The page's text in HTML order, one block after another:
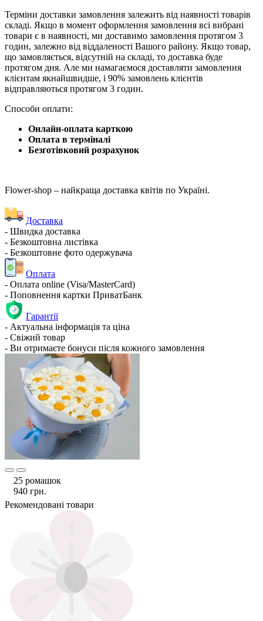
Терміни доставки замовлення залежить від наявності товарів
складі. Якщо в момент оформлення замовлення всі вибрані
товари є в наявності, ми доставимо замовлення протягом 3
годин, залежно від віддаленості Вашого району. Якщо товар,
що замовляється, відсутній на складі, то доставка буде
протягом дня. Але ми намагаємося доставляти замовлення
клієнтам якнайшвидше, і 90% замовлень клієнтів
відправляються протягом 3 годин.
Способи оплати:
Онлайн-оплата карткою
Оплата в терміналі
Безготівковий розрахунок
Flower-shop – найкраща доставка квітів по Україні.
Доставка
- Швидка доставка
- Безкоштовна листівка
- Безкоштовне фото одержувача
Оплата
- Оплата online (Visa/MasterCard)
- Поповнення картки ПриватБанк
Гарантії
- Актуальна інформація та ціна
- Свіжий товар
- Ви отримаєте бонуси після кожного замовлення
25 ромашок
940 грн.
Рекомендовані товари